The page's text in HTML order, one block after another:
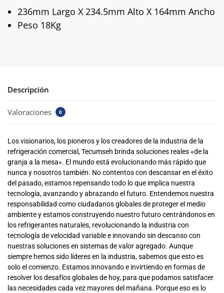
236mm Largo X 234.5mm Alto X 164mm Ancho
Peso 18Kg
Descripción
Valoraciones 0
Los visionarios, los pioneros y los creadores de la industria de la
refrigeración comercial, Tecumseh brinda soluciones reales «de la
granja a la mesa». El mundo está evolucionando más rápido que
nunca y nosotros también. No contentos con descansar en el éxito
del pasado, estamos repensando todo lo que implica nuestra
tecnología, avanzando y abrazando el futuro. Entendemos nuestra
responsabilidad como ciudadanos globales de proteger el medio
ambiente y estamos construyendo nuestro futuro centrándonos en
los refrigerantes naturales, revolucionando la industria con
tecnología de velocidad variable e innovando sin descanso con
nuestras soluciones en sistemas de valor agregado. Aunque
siempre hemos sido líderes en la industria, sabemos que esto es
solo el comienzo. Estamos innovando e invirtiendo en formas de
resolver los desafíos globales de hoy, para que podamos satisfacer
las necesidades cada vez mayores del mañana. Porque eso es lo